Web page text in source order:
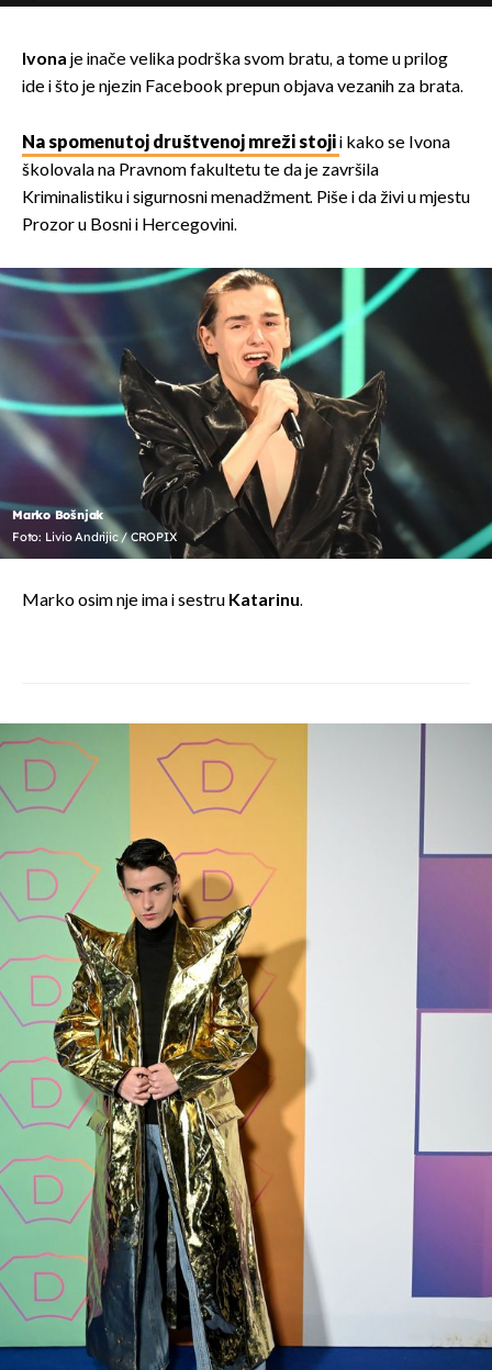
Ivona je inače velika podrška svom bratu, a tome u prilog
ide i što je njezin Facebook prepun objava vezanih za brata.
Na spomenutoj društvenoj mreži stojii kako se Ivona
školovala na Pravnom fakultetu te da je završila
Kriminalistiku i sigurnosni menadžment. Piše i da živi u mjestu
Prozor u Bosni i Hercegovini.
Marko Bošnjak
Foto: Livio Andrijic / CROPIX
Marko osim nje ima i sestru Katarinu.